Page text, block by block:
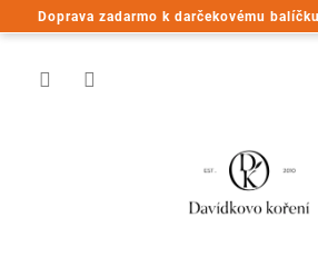
Doprava zadarmo k darčekovému
Prejsť
na